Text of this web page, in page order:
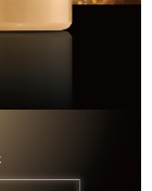
付」服務完成之交
意方可使用
公司不負相關責